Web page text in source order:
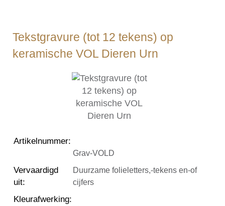
Tekstgravure (tot 12 tekens) op
keramische VOL Dieren Urn
Artikelnummer:
Grav-VOLD
Vervaardigd
uit:
Duurzame folieletters,-tekens en-of
cijfers
Kleurafwerking: